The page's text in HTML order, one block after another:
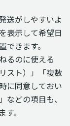
送がしやすいよ
表示して希望日
きます。
るのに使える
スト）」「複数
に同意しておい
などの項目も、
。